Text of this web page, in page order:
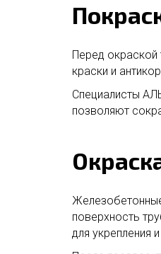
Перед окраской
краски и
Специалисты
позволяют
поверхность
для укрепления